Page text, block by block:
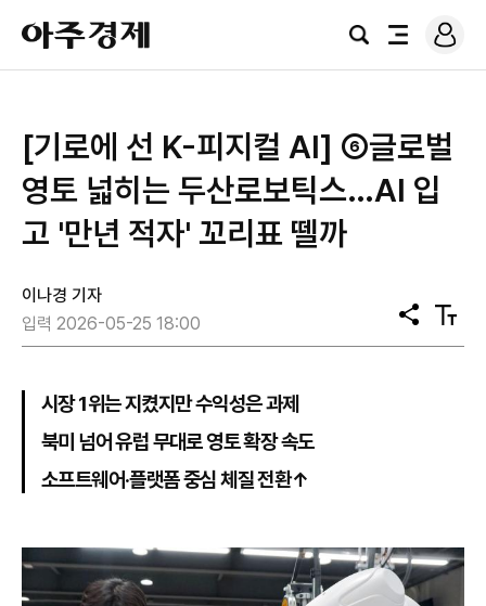
아
주
경
검
전
로
그
[기로에 선 K-피지컬 AI] ⑥글로벌
영토 넓히는 두산로보틱스…AI 입
고 '만년 적자' 꼬리표 뗄까
이나경 기자
입력 2026-05-25 18:00
공
유
텍
스
시장 1위는 지켰지만 수익성은 과제
북미 넘어 유럽 무대로 영토 확장 속도
소프트웨어·플랫폼 중심 체질 전환↑